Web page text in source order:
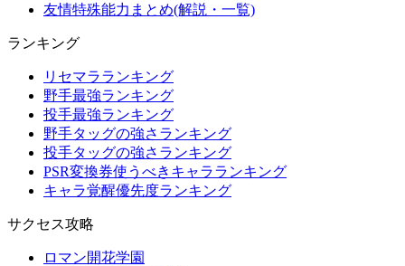
友情特殊能力まとめ(解説・一覧)
ランキング
リセマラランキング
野手最強ランキング
投手最強ランキング
野手タッグの強さランキング
投手タッグの強さランキング
PSR変換券使うべきキャラランキング
キャラ覚醒優先度ランキング
サクセス攻略
ロマン開花学園